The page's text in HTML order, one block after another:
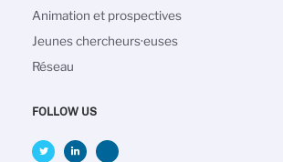
Animation et prospectives
Jeunes chercheurs·euses
Réseau
FOLLOW US